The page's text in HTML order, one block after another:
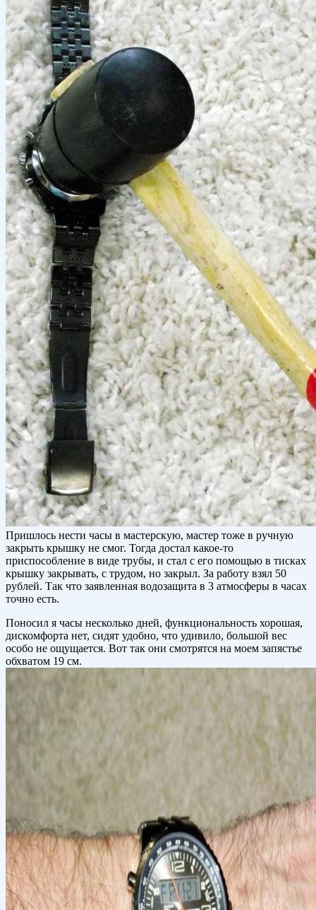
Пришлось нести часы в мастерскую, мастер тоже в ручную
закрыть крышку не смог. Тогда достал какое-то
приспособление в виде трубы, и стал с его помощью в тисках
крышку закрывать, с трудом, но закрыл. За работу взял 50
рублей. Так что заявленная водозащита в 3 атмосферы в часах
точно есть.
Поносил я часы несколько дней, функциональность хорошая,
дискомфорта нет, сидят удобно, что удивило, большой вес
особо не ощущается. Вот так они смотрятся на моем запястье
обхватом 19 см.